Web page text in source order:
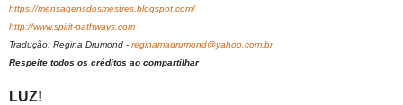
https://mensagensdosmestres.blogspot.com/
http://www.spirit-pathways.com
Tradução: Regina Drumond - reginamadrumond@yahoo.com.br
Respeite todos os créditos ao compartilhar
LUZ!